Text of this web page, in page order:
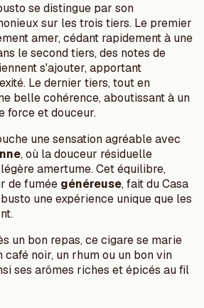
se distingue par son
sur les trois tiers. Le premier
amer, cédant rapidement à une
le second tiers, des notes de
s'ajouter, apportant
Le dernier tiers, tout en
belle cohérence, aboutissant à un
force et douceur.
une sensation agréable avec
, où la douceur résiduelle
amertume. Cet équilibre,
de fumée généreuse, fait du Casa
une expérience unique que les
un bon repas, ce cigare se marie
noir, un rhum ou un bon vin
ses arômes riches et épicés au fil